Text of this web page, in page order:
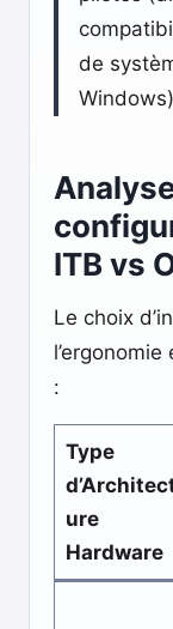
de
ITB vs
Le choix
:
Type
ure
Hardware